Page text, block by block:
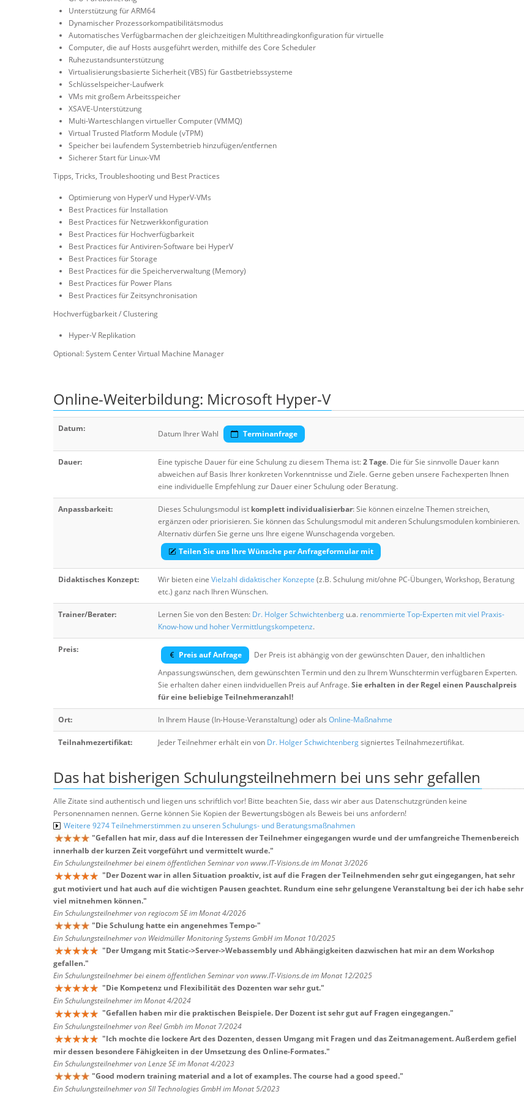
Unterstützung für ARM64
Dynamischer Prozessorkompatibilitätsmodus
Automatisches Verfügbarmachen der gleichzeitigen Multithreadingkonfiguration für virtuelle
Computer, die auf Hosts ausgeführt werden, mithilfe des Core Scheduler
Ruhezustandsunterstützung
Virtualisierungsbasierte Sicherheit (VBS) für Gastbetriebssysteme
Schlüsselspeicher-Laufwerk
VMs mit großem Arbeitsspeicher
XSAVE-Unterstützung
Multi-Warteschlangen virtueller Computer (VMMQ)
Virtual Trusted Platform Module (vTPM)
Speicher bei laufendem Systembetrieb hinzufügen/entfernen
Sicherer Start für Linux-VM
Tipps, Tricks, Troubleshooting und Best Practices
Optimierung von HyperV und HyperV-VMs
Best Practices für Installation
Best Practices für Netzwerkkonfiguration
Best Practices für Hochverfügbarkeit
Best Practices für Antiviren-Software bei HyperV
Best Practices für Storage
Best Practices für die Speicherverwaltung (Memory)
Best Practices für Power Plans
Best Practices für Zeitsynchronisation
Hochverfügbarkeit / Clustering
Hyper-V Replikation
Optional: System Center Virtual Machine Manager
Online-Weiterbildung: Microsoft Hyper-V
Datum:
Datum Ihrer Wahl Terminanfrage
Dauer: Eine typische Dauer für eine Schulung zu diesem Thema ist:2 Tage. Die für Sie sinnvolle Dauer kann
abweichen auf Basis Ihrer konkreten Vorkenntnisse und Ziele. Gerne geben unsere Fachexperten Ihnen
eine individuelle Empfehlung zur Dauer einer Schulung oder Beratung.
Anpassbarkeit: Dieses Schulungsmodul ist komplett individualisierbar: Sie können einzelne Themen streichen,
ergänzen oder priorisieren. Sie können das Schulungsmodul mit anderen Schulungsmodulen kombinieren.
Alternativ dürfen Sie gerne uns Ihre eigene Wunschagenda vorgeben.
Teilen Sie uns Ihre Wünsche per Anfrageformular mit
Didaktisches Konzept: Wir bieten eine Vielzahl didaktischer Konzepte (z.B. Schulung mit/ohne PC-Übungen, Workshop, Beratung
etc.) ganz nach Ihren Wünschen.
Trainer/Berater: Lernen Sie von den Besten: Dr. Holger Schwichtenberg u.a. renommierte Top-Experten mit viel Praxis-
Know-how und hoher Vermittlungskompetenz.
Preis:
Preis auf Anfrage
Der Preis ist abhängig von der gewünschten Dauer, den inhaltlichen
Anpassungswünschen, dem gewünschten Termin und den zu Ihrem Wunschtermin verfügbaren Experten.
Sie erhalten daher einen iindviduellen Preis auf Anfrage.Sie erhalten in der Regel einen Pauschalpreis
für eine beliebige Teilnehmeranzahl!
Ort: In Ihrem Hause (In-House-Veranstaltung) oder als Online-Maßnahme
Teilnahmezertifikat: Jeder Teilnehmer erhält ein von Dr. Holger Schwichtenbergsigniertes Teilnahmezertifikat.
Das hat bisherigen Schulungsteilnehmern bei uns sehr gefallen
Alle Zitate sind authentisch und liegen uns schriftlich vor! Bitte beachten Sie, dass wir aber aus Datenschutzgründen keine
Personennamen nennen. Gerne können Sie Kopien der Bewertungsbögen als Beweis bei uns anfordern!
Weitere 9274 Teilnehmerstimmen zu unseren Schulungs- und Beratungsmaßnahmen
"Gefallen hat mir, dass auf die Interessen der Teilnehmer eingegangen wurde und der umfangreiche Themenbereich
innerhalb der kurzen Zeit vorgeführt und vermittelt wurde."
Ein Schulungsteilnehmer bei einem öffentlichen Seminar von www.IT-Visions.de im Monat 3/2026
"Der Dozent war in allen Situation proaktiv, ist auf die Fragen der Teilnehmenden sehr gut eingegangen, hat sehr
gut motiviert und hat auch auf die wichtigen Pausen geachtet. Rundum eine sehr gelungene Veranstaltung bei der ich habe sehr
viel mitnehmen können."
Ein Schulungsteilnehmer von regiocom SE im Monat 4/2026
"Die Schulung hatte ein angenehmes Tempo-"
Ein Schulungsteilnehmer von Weidmüller Monitoring Systems GmbH im Monat 10/2025
"Der Umgang mit Static->Server->Webassembly und Abhängigkeiten dazwischen hat mir an dem Workshop
gefallen."
Ein Schulungsteilnehmer bei einem öffentlichen Seminar von www.IT-Visions.de im Monat 12/2025
"Die Kompetenz und Flexibilität des Dozenten war sehr gut."
Ein Schulungsteilnehmer im Monat 4/2024
"Gefallen haben mir die praktischen Beispiele. Der Dozent ist sehr gut auf Fragen eingegangen."
Ein Schulungsteilnehmer von Reel Gmbh im Monat 7/2024
"Ich mochte die lockere Art des Dozenten, dessen Umgang mit Fragen und das Zeitmanagement. Außerdem gefiel
mir dessen besondere Fähigkeiten in der Umsetzung des Online-Formates."
Ein Schulungsteilnehmer von Lenze SE im Monat 4/2023
"Good modern training material and a lot of examples. The course had a good speed."
Ein Schulungsteilnehmer von SII Technologies GmbH im Monat 5/2023